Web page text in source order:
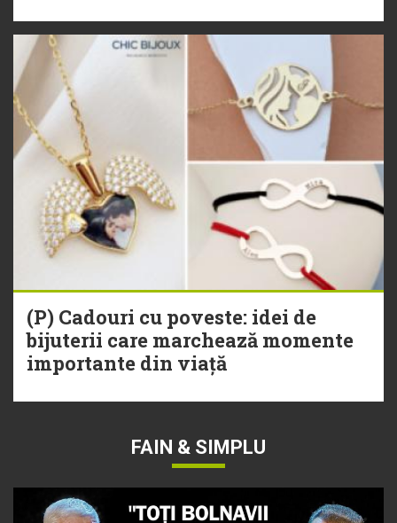
(P) Cadouri cu poveste: idei de
bijuterii care marchează momente
importante din viață
FAIN & SIMPLU